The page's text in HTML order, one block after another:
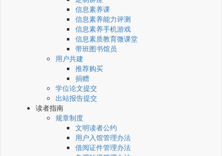
信息素养课
信息素养能力评测
信息素养手机游戏
信息素质教育微课堂
带班图书馆员
用户共建
推荐购买
捐赠
学位论文提交
出站报告提交
读者指南
规章制度
文明读者公约
用户入馆管理办法
借阅证件管理办法